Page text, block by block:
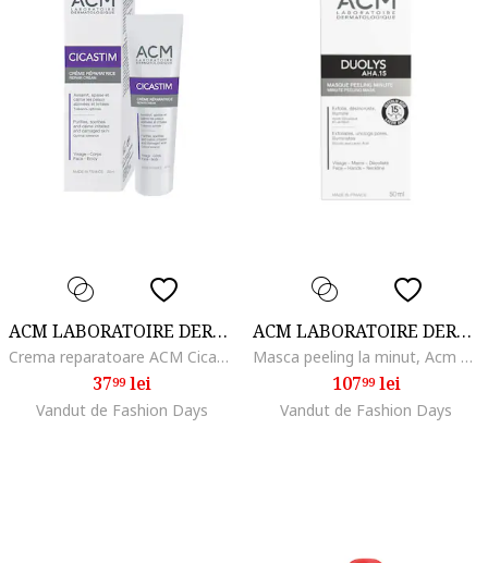
ACM LABORATOIRE DERMATOLOGIQUE
Crema reparatoare ACM Cicastim, 20 ml
3799lei
Vandut de Fashion Days
ACM LABORATOIRE DERMATOLOGIQUE
Masca peeling la minut, Acm Duolys, 50 ml
10799lei
Vandut de Fashion Days